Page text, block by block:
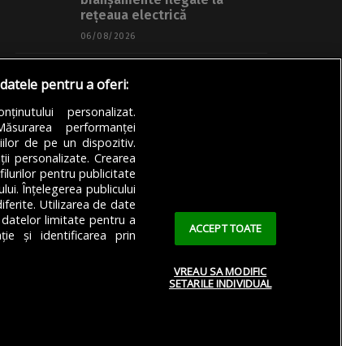
rețeaua electrică
06/08/2026
VIDEO | A fost montată ultima
grindă de beton de pe
Autostrada A0
06/08/2026
pentru a oferi:
personalizat.
performanței
de pe un dispozitiv.
personalizate. Crearea
pentru publicitate
Înțelegerea publicului
Utilizarea de date
limitate pentru a
și identificarea prin
ACCEPT TOATE
VREAU SA MODIFIC
SETARILE INDIVIDUAL